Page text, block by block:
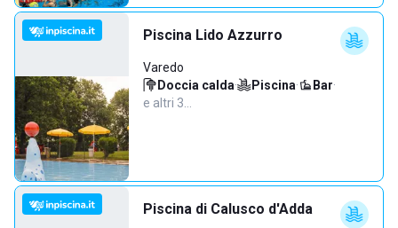
Piscina Lido Azzurro
Varedo
Doccia calda· Piscina· Bar·
e altri 3…
Piscina di Calusco d'Adda